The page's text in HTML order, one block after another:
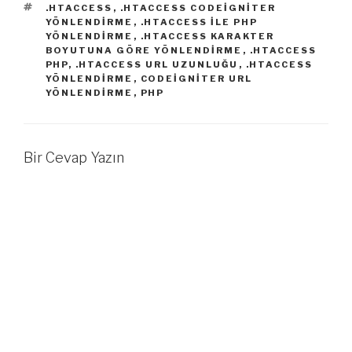
yerde kullandınız da
arkanıza dönüp
bakmadınız. :)…
ETIKETLER
.HTACCESS , .HTACCESS CODEIGNITER
YÖNLENDIRME , .HTACCESS ILE PHP
YÖNLENDIRME , .HTACCESS KARAKTER
BOYUTUNA GÖRE YÖNLENDIRME , .HTACCESS
PHP, .HTACCESS URL UZUNLUĞU , .HTACCESS
YÖNLENDIRME , CODEIGNITER URL
YÖNLENDIRME , PHP
Bir Cevap Yazın